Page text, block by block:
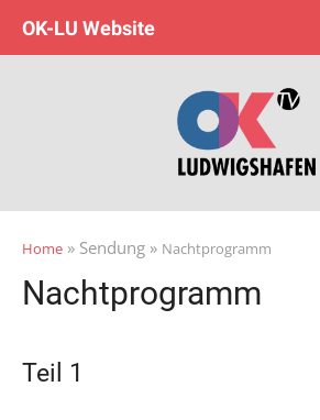
OK-LU Website
Home » Sendung » Nachtprogramm
Nachtprogramm
Teil 1